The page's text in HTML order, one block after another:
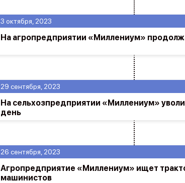
26 сентября, 2023
Агропредприятие «Миллениум» ищет
машинистов
29 сентября, 2023
На сельхозпредприятии «Миллениум»
день
3 октября, 2023
На агропредприятии «Миллениум»